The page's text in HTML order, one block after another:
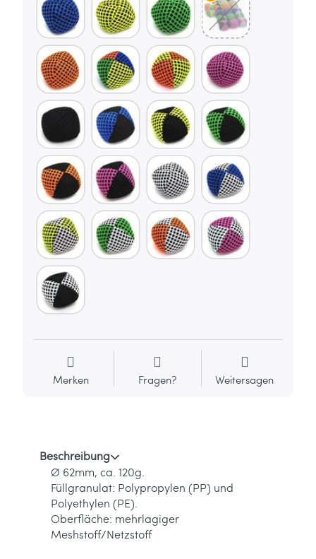
Merken Fragen? Weitersagen
Beschreibung
Ø 62mm, ca. 120g.
Füllgranulat: Polypropylen (PP) und
Polyethylen (PE).
Oberfläche: mehrlagiger
Meshstoff/Netzstoff